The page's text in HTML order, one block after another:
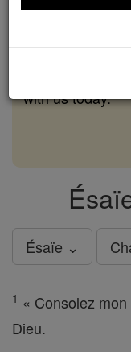
If everyone
families and
free for all. Be
with us today.
Ésaïe ⌄
1 « Consolez
Dieu.